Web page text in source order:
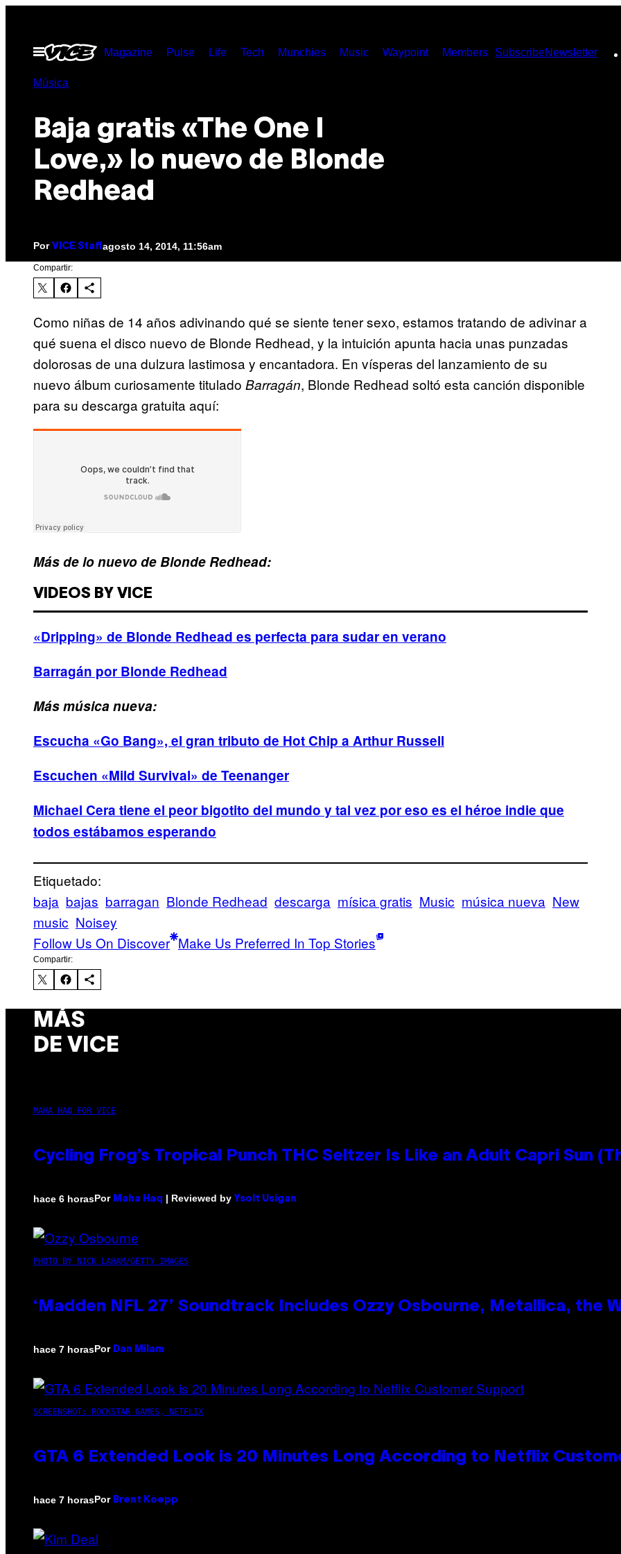
contenido
Abrir
Menú
Magazine Pulse Life Tech Munchies Music Waypoint Members SubscribeNewsletter
Música
Baja gratis «The One I
Love,» lo nuevo de Blonde
Redhead
Por VICE Staffagosto 14, 2014, 11:56am
Compartir:
Como niñas de 14 años adivinando qué se siente tener sexo, estamos tratando de adivinar a
qué suena el disco nuevo de Blonde Redhead, y la intuición apunta hacia unas punzadas
dolorosas de una dulzura lastimosa y encantadora. En vísperas del lanzamiento de su
nuevo álbum curiosamente titulado Barragán, Blonde Redhead soltó esta canción disponible
para su descarga gratuita aquí:
Más de lo nuevo de Blonde Redhead:
VIDEOS BY VICE
«Dripping» de Blonde Redhead es perfecta para sudar en verano
Barragán por Blonde Redhead
Más música nueva:
Escucha «Go Bang», el gran tributo de Hot Chip a Arthur Russell
Escuchen «Mild Survival» de Teenanger
Michael Cera tiene el peor bigotito del mundo y tal vez por eso es el héroe indie que
todos estábamos esperando
Etiquetado:
baja bajas barragan Blonde Redhead descarga mísica gratis Music música nueva New
music Noisey
Follow Us On Discover Make Us Preferred In Top Stories
Compartir:
MÁS
DE VICE
MAHA HAQ FOR VICE
Cycling Frog’s Tropical Punch THC Seltzer Is Like an Adult Capri Sun
hace 6 horasPor Maha Haq | Reviewed by Ysolt Usigan
PHOTO BY NICK LAHAM/GETTY IMAGES
‘Madden NFL 27’ Soundtrack Includes Ozzy Osbourne, Metallica, the
hace 7 horasPor Dan Milam
SCREENSHOT: ROCKSTAR GAMES, NETFLIX
GTA 6 Extended Look is 20 Minutes Long According to Netflix
hace 7 horasPor Brent Koepp